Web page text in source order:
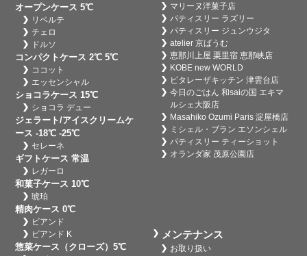
オープンケース 5℃
リベルテ
チェロ
ドルソ
コンパクトケース 2℃ 5℃
ココット
エッセンシャル
ショコラケース 15℃
ショコラ デュー
ジェラート/アイスクリームケ
ース -18℃ -25℃
セレーネ
ギフトケース 常温
レガーロ
和菓子ケース 10℃
琥珀
精肉ケース 0℃
ビアンド
ビアンド K
惣菜ケース（クローズ）5℃
マリーヌ洋菓子店
パティスリー ラズリー
パティスリー ジュンウジタ
atelier 京ばうむ
恵那川上屋 栗里宿 恵那峡店
KOBE new WORLD
ビタレーザキッチン 津雲台店
今日のごはん 和saiの国 エキマ
ルシェ大阪店
Masahiko Ozumi Paris 淀屋橋店
ミシェル・ブラン エソンシェル
パティスリー ティーショット
オランダ家 茂原公園店
メンテナンス
お取り扱い